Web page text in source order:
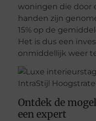
woningen die door
handen zijn
15% op de
Het is dus een
onmiddellijk weer
Ontdek de
een expert